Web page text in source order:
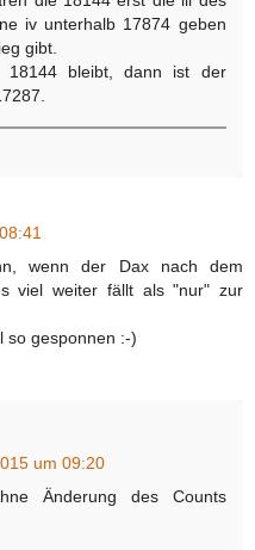
iv unterhalb 17874 geben
gibt.
bleibt, dann ist der
wenn der Dax nach dem
viel weiter fällt als "nur" zur
so gesponnen :-)
um 09:20
Änderung des Counts